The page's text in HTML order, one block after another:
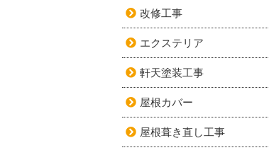
改修工事
エクステリア
軒天塗装工事
屋根カバー
屋根葺き直し工事